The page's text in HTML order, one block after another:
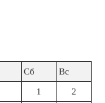
Сб Вс
1 2